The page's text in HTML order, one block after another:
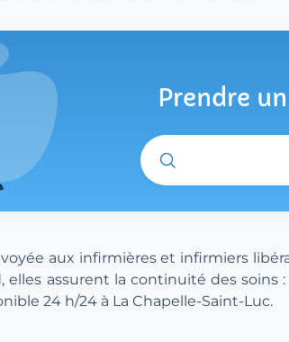
Prendre
aux infirmières et infirmiers
assurent la continuité des soins
24 h/24 à La Chapelle-Saint-Luc.